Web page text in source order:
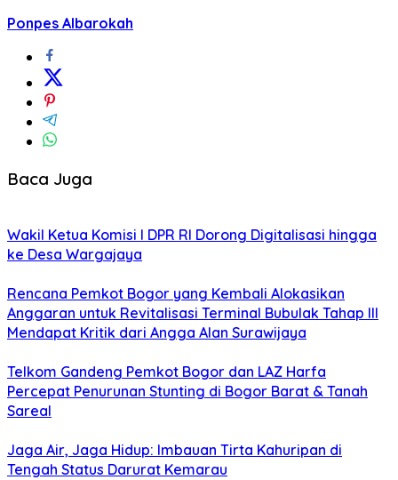
Ponpes Albarokah
Baca Juga
Wakil Ketua Komisi I DPR RI Dorong Digitalisasi hingga
ke Desa Wargajaya
Rencana Pemkot Bogor yang Kembali Alokasikan
Anggaran untuk Revitalisasi Terminal Bubulak Tahap III
Mendapat Kritik dari Angga Alan Surawijaya
Telkom Gandeng Pemkot Bogor dan LAZ Harfa
Percepat Penurunan Stunting di Bogor Barat & Tanah
Sareal
Jaga Air, Jaga Hidup: Imbauan Tirta Kahuripan di
Tengah Status Darurat Kemarau